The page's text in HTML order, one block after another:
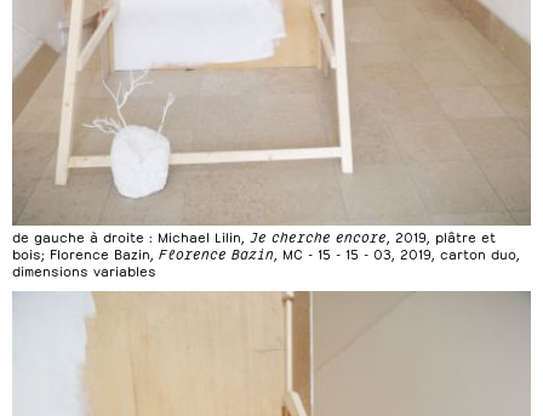
de gauche à droite : Michael Lilin, Je cherche encore, 2019, plâtre et
bois; Florence Bazin, Florence Bazin, MC - 15 - 15 - 03, 2019, carton duo,
dimensions variables